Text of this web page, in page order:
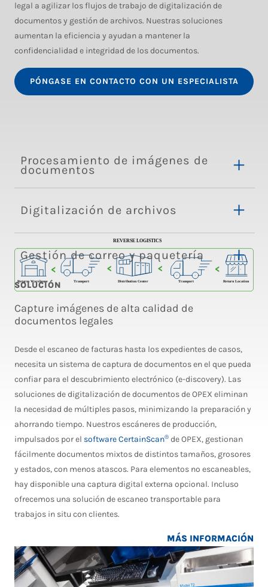
legal a agilizar los flujos de trabajo de digitalización de
documentos y gestión de archivos. Nuestras soluciones
aumentan la eficiencia y ayudan a mantener la
confidencialidad e integridad de los documentos.
PÓNGASE EN CONTACTO CON UN ESPECIALISTA
Procesamiento de imágenes de
documentos
Digitalización de archivos
Gestión de correo y paquetería
SOLUCIÓN
Capture imágenes de alta calidad de
documentos legales
Desde el escaneo de facturas hasta los expedientes de casos,
necesita un sistema de captura de documentos en el que pueda
confiar para el descubrimiento electrónico (e-discovery). Las
soluciones de digitalización de documentos de OPEX eliminan
la necesidad de múltiples pasos, minimizando la preparación y
ahorrando tiempo. Nuestros escáneres de producción,
impulsados por el software CertainScan® de OPEX, gestionan
fácilmente documentos mixtos de distintos tamaños, grosores
y estados, con menos atascos. Para elementos no escaneables,
hay disponible una captura digital externa opcional. Incluso
ofrecemos una solución de escaneo transportable para
trabajos in situ con clientes.
MÁS INFORMACIÓN